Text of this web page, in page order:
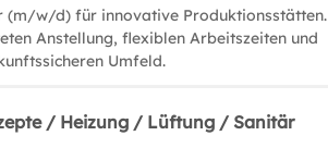
(m/w/d) für innovative Produktionsstätten.
Anstellung, flexiblen Arbeitszeiten und
Umfeld.
/ Heizung / Lüftung / Sanitär